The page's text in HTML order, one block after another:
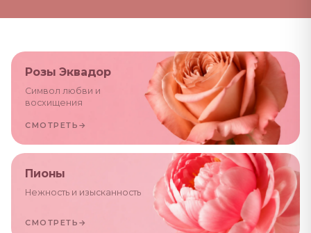
Розы Эквадор
Символ любви и
восхищения
СМОТРЕТЬ →
Пионы
Нежность и изысканность
СМОТРЕТЬ →